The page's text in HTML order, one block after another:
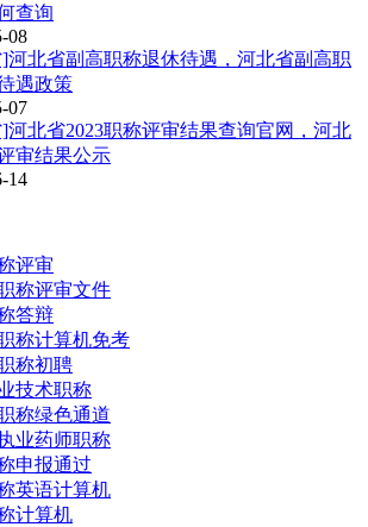
查询
08
河北省副高职称退休待遇，河北省副高职
遇政策
07
河北省2023职称评审结果查询官网，河北
审结果公示
14
评审
称评审文件
答辩
称计算机免考
称初聘
技术职称
称绿色通道
业药师职称
申报通过
英语计算机
计算机